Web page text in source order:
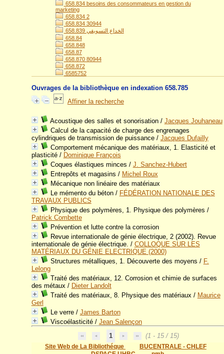
658.834 besoins des consommateurs en gestion du
marketing
658.834 2
658.834 30944
658.839 الخداع التسويقي
658.84
658.848
658.87
658.870 80944
658.872
6585752
Ouvrages de la bibliothèque en indexation 658.785
Affiner la recherche
Acoustique des salles et sonorisation/ Jacques Jouhaneau
Calcul de la capacité de charge des engrenages
cylindriques de transmission de puissance/ Jacques Dufailly
Comportement mécanique des matériaux, 1. Elasticité et
plasticité/ Dominique François
Coques élastiques minces / J. Sanchez-Hubert
Entrepôts et magasins / Michel Roux
Mécanique non linéaire des matériaux
Le mémento du béton/ FÉDÉRATION NATIONALE DES
TRAVAUX PUBLICS
Physique des polymères, 1. Physique des polymères /
Patrick Combette
Prévention et lutte contre la corrosion
Revue internationale de génie électrique, 2 (2002). Revue
internationale de génie électrique. / COLLOQUE SUR LES
MATÉRIAUX DU GÉNIE ELECTRIQUE (2000)
Structures métalliques, 1. Découverte des moyens / F.
Lelong
Traité des matériaux, 12. Corrosion et chimie de surfaces
des métaux/ Dieter Landolt
Traité des matériaux, 8. Physique des matériaux/ Maurice
Gerl
Le verre/ James Barton
Viscoélasticité/ Jean Salençon
1
(1 - 15 / 15)
Site Web de La Bibliothéque
BUCENTRALE - CHLEF